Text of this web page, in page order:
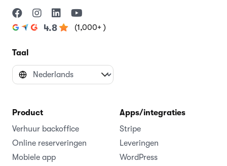
4.8 (1,000+ )
Taal
Product
Verhuur backoffice
Online reserveringen
Mobiele app
Apps/integraties
Stripe
Leveringen
WordPress